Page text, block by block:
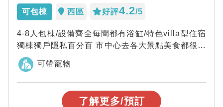
可包棟 西區 好評4.2/5
4-8人包棟/設備齊全每間都有浴缸/特色villa型住宿
獨棟獨戶隱私百分百 市中心去各大景點美食都很方
便喔
可帶寵物
了解更多/預訂